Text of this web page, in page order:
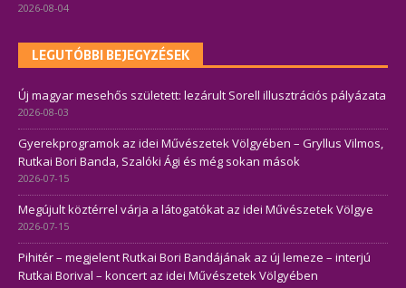
2026-08-04
LEGUTÓBBI BEJEGYZÉSEK
Új magyar mesehős született: lezárult Sorell illusztrációs pályázata
2026-08-03
Gyerekprogramok az idei Művészetek Völgyében – Gryllus Vilmos,
Rutkai Bori Banda, Szalóki Ági és még sokan mások
2026-07-15
Megújult köztérrel várja a látogatókat az idei Művészetek Völgye
2026-07-15
Pihitér – megjelent Rutkai Bori Bandájának az új lemeze – interjú
Rutkai Borival – koncert az idei Művészetek Völgyében